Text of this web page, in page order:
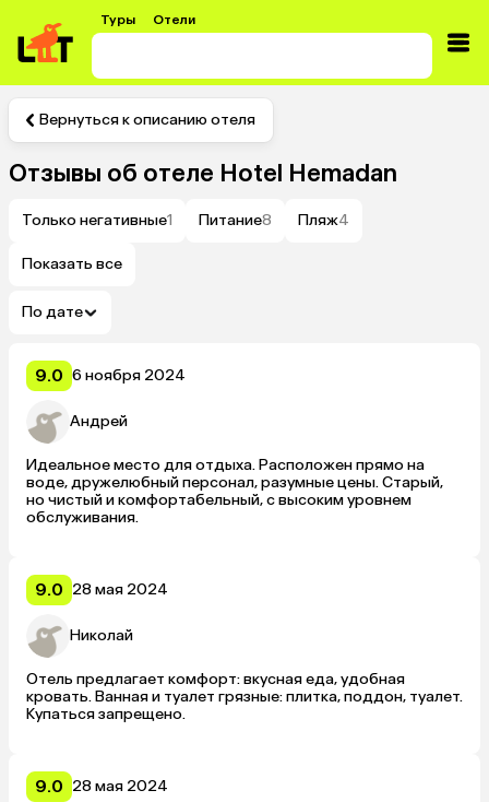
Туры Отели
Вернуться к описанию отеля
Отзывы об отеле Hotel Hemadan
Только негативные1 Питание8 Пляж4
Показать все
По дате
9.0 6 ноября 2024
Андрей
Идеальное место для отдыха. Расположен прямо на
воде, дружелюбный персонал, разумные цены. Старый,
но чистый и комфортабельный, с высоким уровнем
обслуживания.
9.0 28 мая 2024
Николай
Отель предлагает комфорт: вкусная еда, удобная
кровать. Ванная и туалет грязные: плитка, поддон, туалет.
Купаться запрещено.
9.0 28 мая 2024